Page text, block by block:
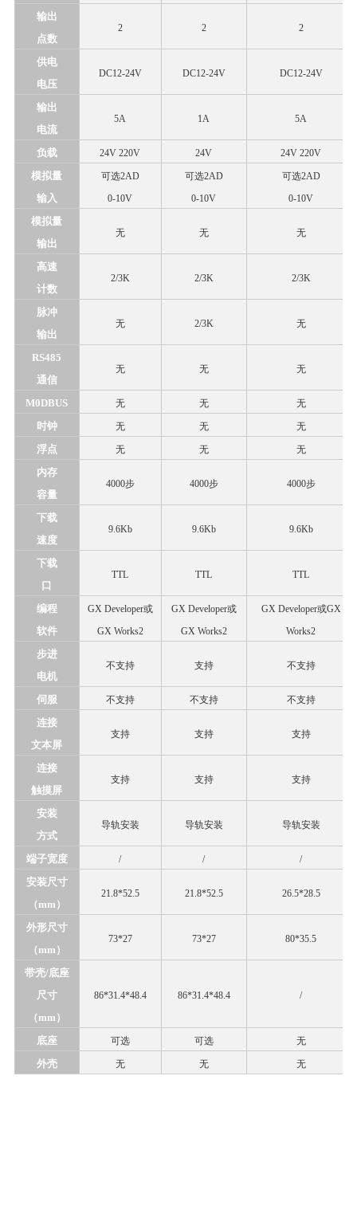
输出
点数
2 2 2
供电
电压
DC12-24V DC12-24V DC12-24V
输出
电流
5A 1A 5A
负载 24V 220V 24V 24V 220V
模拟量
输入
可选2AD
0-10V
可选2AD
0-10V
可选2AD
0-10V
模拟量
输出
无 无 无
高速
计数
2/3K 2/3K 2/3K
脉冲
输出
无 2/3K 无
RS485
通信
无 无 无
M0DBUS 无 无 无
时钟 无 无 无
浮点 无 无 无
内存
容量
4000步 4000步 4000步
下载
速度
9.6Kb 9.6Kb 9.6Kb
下载
口
TTL TTL TTL
编程
软件
GX Developer或
GX Works2
GX Developer或
GX Works2
GX Developer或GX
Works2
步进
电机
不支持 支持 不支持
伺服 不支持 不支持 不支持
连接
文本屏
支持 支持 支持
连接
触摸屏
支持 支持 支持
安装
方式
导轨安装 导轨安装 导轨安装
端子宽度 / / /
安装尺寸
（ mm）
21.8*52.5 21.8*52.5 26.5*28.5
外形尺寸
（ mm）
73*27 73*27 80*35.5
带壳/底座
尺寸
（mm）
86*31.4*48.4 86*31.4*48.4 /
底座 可选 可选 无
外壳 无 无 无